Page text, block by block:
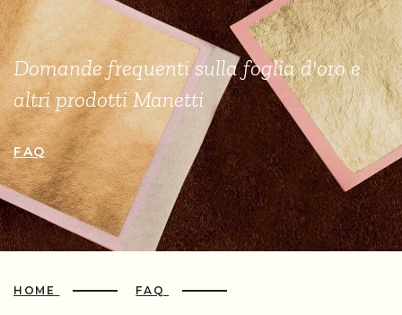
Domande frequenti sulla foglia d'oro e
altri prodotti Manetti
FAQ
HOME FAQ